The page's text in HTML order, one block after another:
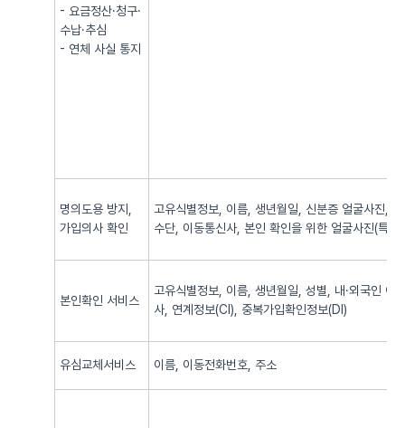
- 요금정산·청구·
수납·추심
- 연체 사실 통지
명의도용 방지,
가입의사 확인
고유식별정보, 이름, 생년월일, 신분증 얼굴사진,
수단, 이동통신사, 본인 확인을 위한 얼굴사진(특징
본인확인 서비스
고유식별정보, 이름, 생년월일, 성별, 내·외국인
사, 연계정보(CI), 중복가입확인정보(DI)
유심교체서비스 이름, 이동전화번호, 주소